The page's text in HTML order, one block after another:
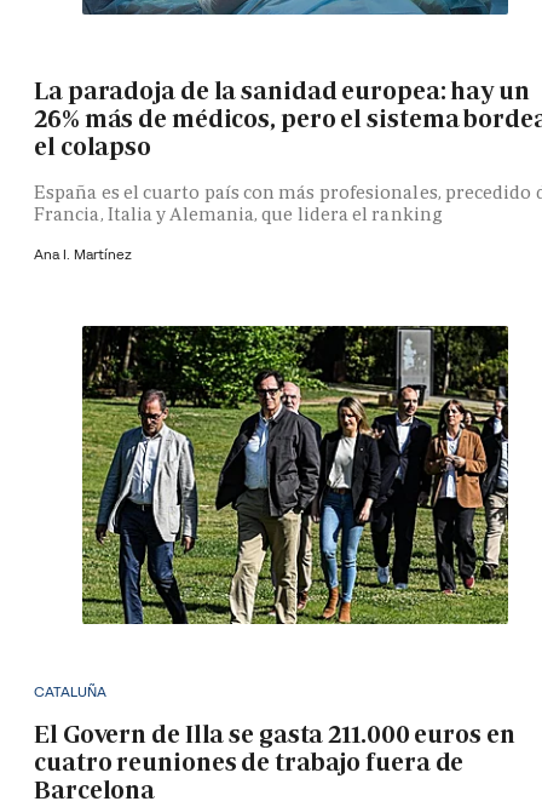
La paradoja de la sanidad europea: hay un
26% más de médicos, pero el sistema
el colapso
España es el cuarto país con más profesionales, precedido
Francia, Italia y Alemania, que lidera el ranking
Ana I. Martínez
CATALUÑA
El Govern de Illa se gasta 211.000 euros en
cuatro reuniones de trabajo fuera de
Barcelona